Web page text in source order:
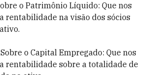
o Patrimônio Líquido: Que nos
rentabilidade na visão dos sócios
o Capital Empregado: Que nos
rentabilidade sobre a totalidade de